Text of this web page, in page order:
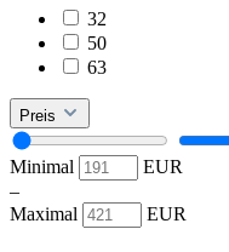
32
50
63
Preis
Minimal
EUR
–
Maximal
EUR